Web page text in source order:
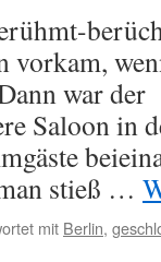
vorkam,
war der
Saloon in
stieß …
mit Berlin,